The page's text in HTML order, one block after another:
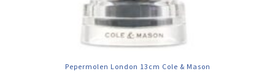
Pepermolen London 13cm Cole & Mason